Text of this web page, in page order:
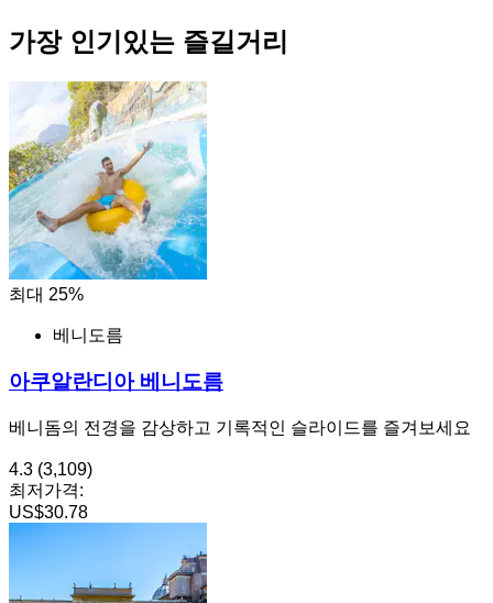
가장 인기있는 즐길거리
최대 25%
베니도름
아쿠알란디아 베니도름
베니돔의 전경을 감상하고 기록적인 슬라이드를 즐겨보세요
4.3 (3,109)
최저가격:
US$30.78